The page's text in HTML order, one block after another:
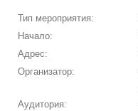
Тип мероприятия:
Начало:
Адрес:
Организатор:
Аудитория: